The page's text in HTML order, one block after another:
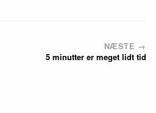
NÆSTE →
5 minutter er meget lidt tid